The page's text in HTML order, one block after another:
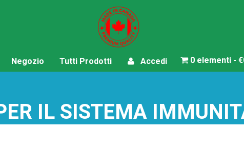
Negozio Tutti Prodotti Accedi 0 elementi
IL SISTEMA